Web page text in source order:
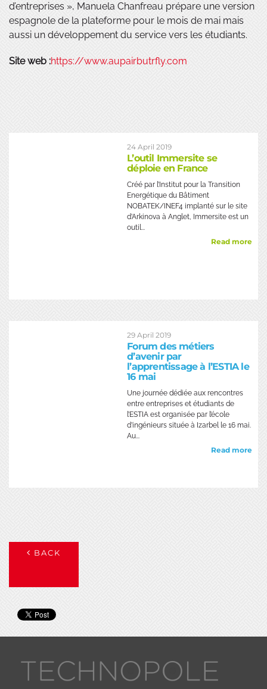
d’entreprises », Manuela Chanfreau prépare une version
espagnole de la plateforme pour le mois de mai mais
aussi un développement du service vers les étudiants.
Site web :https://www.aupairbutrfly.com
24 April 2019
L’outil Immersite se
déploie en France
Créé par l’Institut pour la Transition
Energétique du Bâtiment
NOBATEK/INEF4 implanté sur le site
d’Arkinova à Anglet, Immersite est un
outil...
Read more
29 April 2019
Forum des métiers
d’avenir par
l’apprentissage à l’ESTIA le
16 mai
Une journée dédiée aux rencontres
entre entreprises et étudiants de
l’ESTIA est organisée par l’école
d’ingénieurs située à Izarbel le 16 mai.
Au...
Read more
BACK